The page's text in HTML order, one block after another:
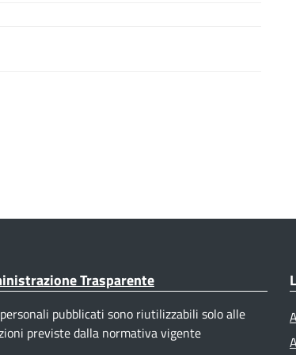
Trasparente
pubblicati sono riutilizzabili solo alle
previste dalla normativa vigente